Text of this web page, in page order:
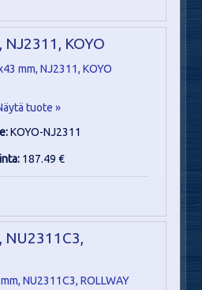
KOYO
tuote »
KOYO-NJ2311
187.49 €